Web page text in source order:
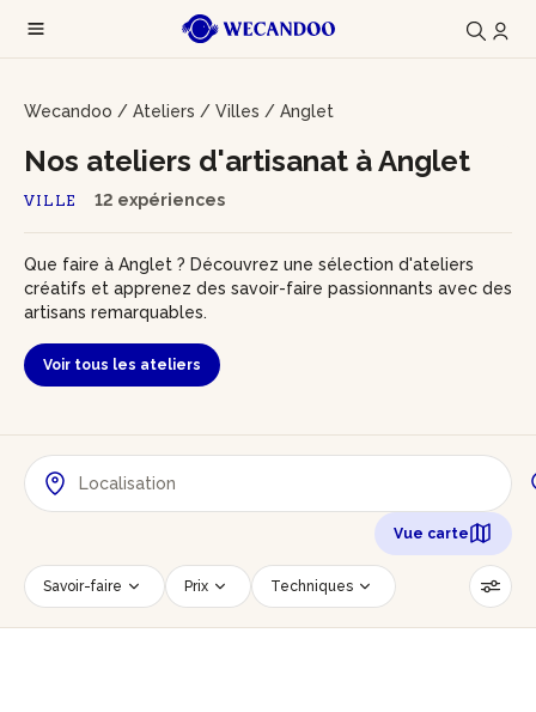
Wecandoo / Ateliers / Villes / Anglet
VILLE 12 expériences
Nos ateliers d'artisanat à Anglet
Que faire à Anglet ? Découvrez une sélection d'ateliers
créatifs et apprenez des savoir-faire passionnants avec des
artisans remarquables.
Voir tous les ateliers
Vue carte
Savoir-faire Prix Techniques
Date Créneau horaire